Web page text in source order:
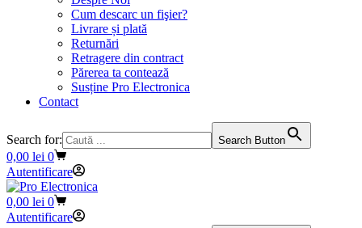
Cum descarc un fişier?
Livrare și plată
Returnări
Retragere din contract
Părerea ta contează
Susține Pro Electronica
Contact
Search for: Search Button
Coș
de
cumpărături
0,00 lei 0
Autentificare
Coș
de
0,00 lei 0
Autentificare